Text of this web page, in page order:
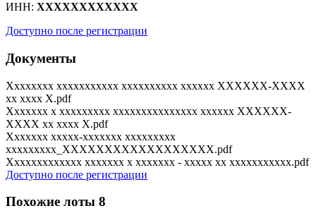
ИНН: XXXXXXXXXXXX
Доступно после регистрации
Документы
Xxxxxxxx xxxxxxxxxxx xxxxxxxxxx xxxxxx XXXXXX-XXXX
xx xxxx X.pdf
Xxxxxxx x xxxxxxxxx xxxxxxxxxxxxxxx xxxxxx XXXXXX-
XXXX xx xxxx X.pdf
Xxxxxxx xxxxx-xxxxxxx xxxxxxxxx
xxxxxxxxx_XXXXXXXXXXXXXXXXXX.pdf
Xxxxxxxxxxxxx xxxxxxx x xxxxxxx - xxxxx xx xxxxxxxxxxx.pdf
Доступно после регистрации
Похожие лоты 8